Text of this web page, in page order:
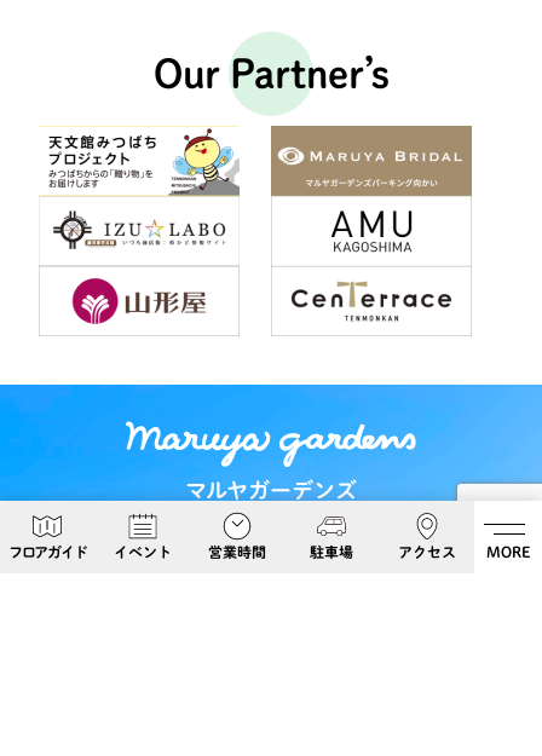
フロアガイド イベント 営業時間 駐車場 アクセス MORE
Our Partner’s
マルヤガーデンズ
〒892-0826 鹿児島県鹿児島市呉服町６−５